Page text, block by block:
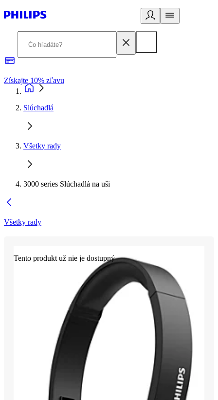
Získajte 10% zľavu
Slúchadlá
Všetky rady
3000 series Slúchadlá na uši
Všetky rady
Tento produkt už nie je dostupný